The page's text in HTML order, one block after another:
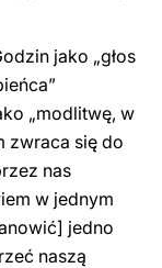
jako „głos
„modlitwę, w
zwraca się do
nas
w jednym
jedno
naszą